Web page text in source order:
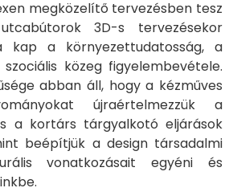
megközelítő tervezésben tesz
3D-s tervezésekor
kap a környezettudatosság, a
közeg figyelembevétele.
abban áll, hogy a kézműves
újraértelmezzük a
a kortárs tárgyalkotó eljárások
beépítjük a design társadalmi
vonatkozásait egyéni és